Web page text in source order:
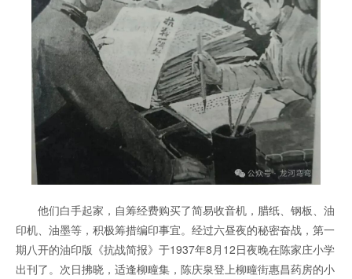
他们白手起家，自筹经费购买了简易收音机，腊纸、钢板、油
印机、油墨等，积极筹措编印事宜。经过六昼夜的秘密奋战，第一
期八开的油印版《抗战简报》于1937年8月12日夜晚在陈家庄小学
出刊了。次日拂晓，适逢柳疃集，陈庆泉登上柳疃街惠昌药房的小